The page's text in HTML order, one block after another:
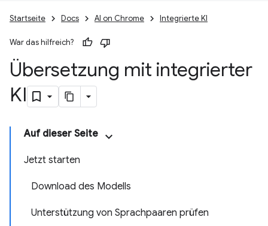
Startseite Docs AI on Chrome Integrierte KI
War das hilfreich?
Übersetzung mit integrierter
KI
Auf dieser Seite
Jetzt starten
Download des Modells
Unterstützung von Sprachpaaren prüfen